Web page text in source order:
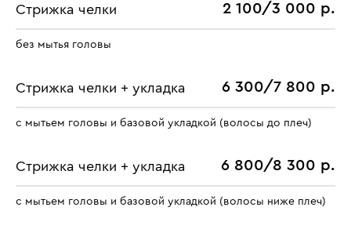
Cтрижка челки 2 100/3 000 р.
без мытья головы
Cтрижка челки + укладка 6 300/7 800 р.
с мытьем головы и базовой укладкой (волосы до плеч)
Cтрижка челки + укладка 6 800/8 300 р.
с мытьем головы и базовой укладкой (волосы ниже плеч)